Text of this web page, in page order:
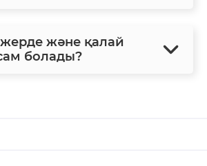
жерде және қалай
болады?